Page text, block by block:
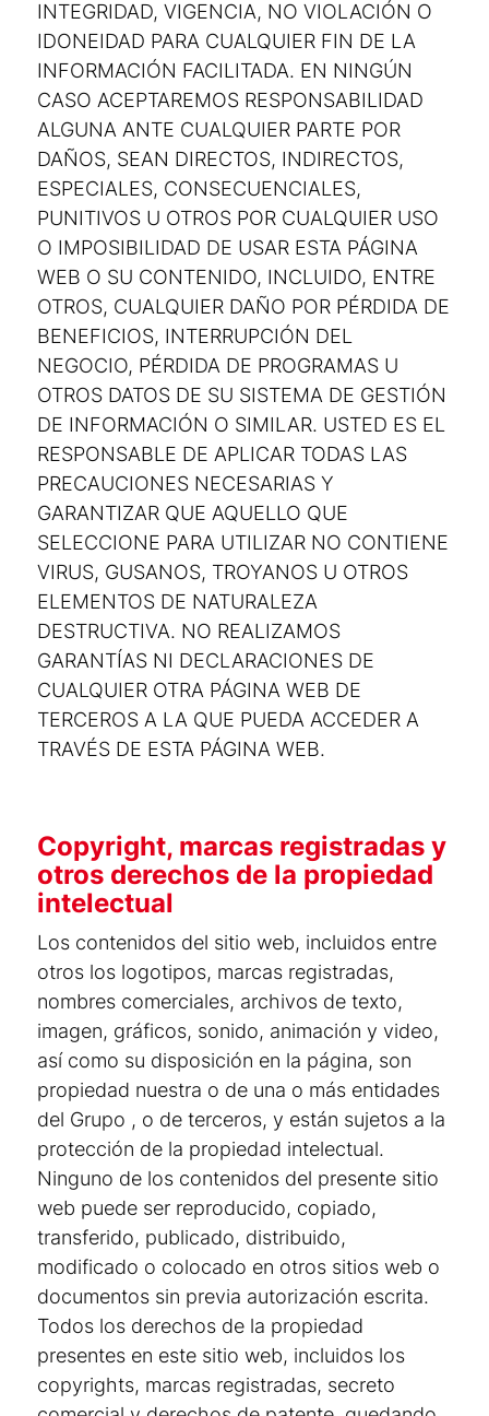
INTEGRIDAD, VIGENCIA, NO VIOLACIÓN O
IDONEIDAD PARA CUALQUIER FIN DE LA
INFORMACIÓN FACILITADA. EN NINGÚN
CASO ACEPTAREMOS RESPONSABILIDAD
ALGUNA ANTE CUALQUIER PARTE POR
DAÑOS, SEAN DIRECTOS, INDIRECTOS,
ESPECIALES, CONSECUENCIALES,
PUNITIVOS U OTROS POR CUALQUIER USO
O IMPOSIBILIDAD DE USAR ESTA PÁGINA
WEB O SU CONTENIDO, INCLUIDO, ENTRE
OTROS, CUALQUIER DAÑO POR PÉRDIDA DE
BENEFICIOS, INTERRUPCIÓN DEL
NEGOCIO, PÉRDIDA DE PROGRAMAS U
OTROS DATOS DE SU SISTEMA DE GESTIÓN
DE INFORMACIÓN O SIMILAR. USTED ES EL
RESPONSABLE DE APLICAR TODAS LAS
PRECAUCIONES NECESARIAS Y
GARANTIZAR QUE AQUELLO QUE
SELECCIONE PARA UTILIZAR NO CONTIENE
VIRUS, GUSANOS, TROYANOS U OTROS
ELEMENTOS DE NATURALEZA
DESTRUCTIVA. NO REALIZAMOS
GARANTÍAS NI DECLARACIONES DE
CUALQUIER OTRA PÁGINA WEB DE
TERCEROS A LA QUE PUEDA ACCEDER A
TRAVÉS DE ESTA PÁGINA WEB.
Copyright, marcas registradas y
otros derechos de la propiedad
intelectual
Los contenidos del sitio web, incluidos entre
otros los logotipos, marcas registradas,
nombres comerciales, archivos de texto,
imagen, gráficos, sonido, animación y video,
así como su disposición en la página, son
propiedad nuestra o de una o más entidades
del Grupo , o de terceros, y están sujetos a la
protección de la propiedad intelectual.
Ninguno de los contenidos del presente sitio
web puede ser reproducido, copiado,
transferido, publicado, distribuido,
modificado o colocado en otros sitios web o
documentos sin previa autorización escrita.
Todos los derechos de la propiedad
presentes en este sitio web, incluidos los
copyrights, marcas registradas, secreto